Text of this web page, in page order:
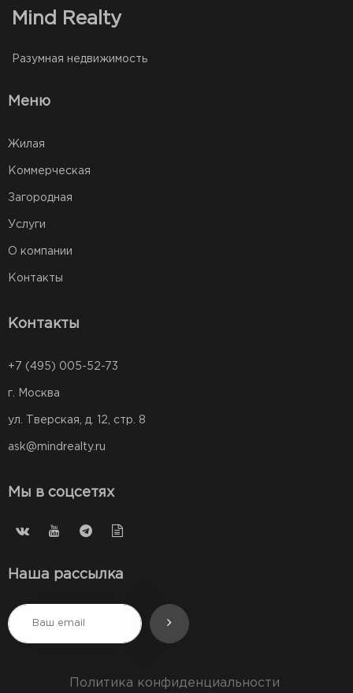
Mind Realty
Разумная недвижимость
Меню
Жилая
Коммерческая
Загородная
Услуги
О компании
Контакты
Контакты
+7 (495) 005-52-73
г. Москва
ул. Тверская, д. 12, стр. 8
ask@mindrealty.ru
Мы в соцсетях
Наша рассылка
Политика конфиденциальности